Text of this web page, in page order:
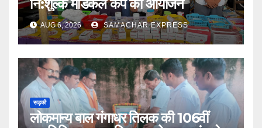
नि:शुल्क मेडिकल कैंप का आयोजन
AUG 6, 2026 SAMACHAR EXPRESS
रूड़की
लोकमान्य बाल गंगाधर तिलक की 106वीं